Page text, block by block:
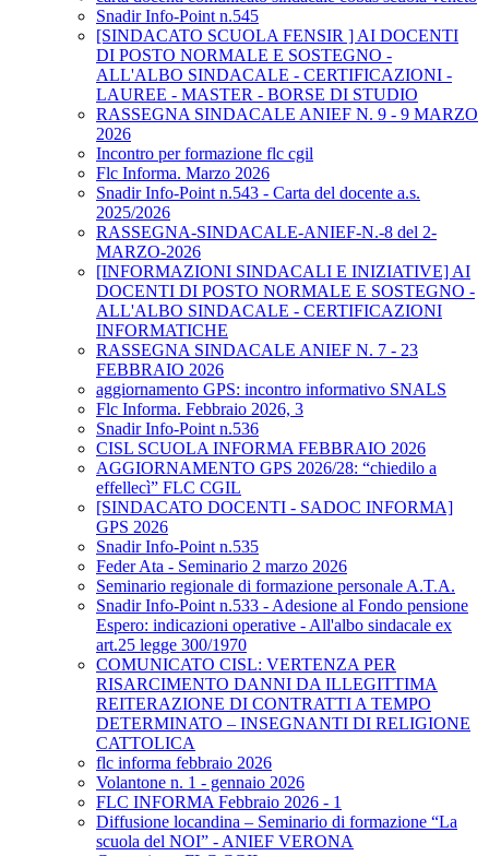
Snadir Info-Point n.545
[SINDACATO SCUOLA FENSIR ] AI DOCENTI
DI POSTO NORMALE E SOSTEGNO -
ALL'ALBO SINDACALE - CERTIFICAZIONI -
LAUREE - MASTER - BORSE DI STUDIO
RASSEGNA SINDACALE ANIEF N. 9 - 9 MARZO
2026
Incontro per formazione flc cgil
Flc Informa. Marzo 2026
Snadir Info-Point n.543 - Carta del docente a.s.
2025/2026
RASSEGNA-SINDACALE-ANIEF-N.-8 del 2-
MARZO-2026
[INFORMAZIONI SINDACALI E INIZIATIVE] AI
DOCENTI DI POSTO NORMALE E SOSTEGNO -
ALL'ALBO SINDACALE - CERTIFICAZIONI
INFORMATICHE
RASSEGNA SINDACALE ANIEF N. 7 - 23
FEBBRAIO 2026
aggiornamento GPS: incontro informativo SNALS
Flc Informa. Febbraio 2026, 3
Snadir Info-Point n.536
CISL SCUOLA INFORMA FEBBRAIO 2026
AGGIORNAMENTO GPS 2026/28: “chiedilo a
effellecì” FLC CGIL
[SINDACATO DOCENTI - SADOC INFORMA]
GPS 2026
Snadir Info-Point n.535
Feder Ata - Seminario 2 marzo 2026
Seminario regionale di formazione personale A.T.A.
Snadir Info-Point n.533 - Adesione al Fondo pensione
Espero: indicazioni operative - All'albo sindacale ex
art.25 legge 300/1970
COMUNICATO CISL: VERTENZA PER
RISARCIMENTO DANNI DA ILLEGITTIMA
REITERAZIONE DI CONTRATTI A TEMPO
DETERMINATO – INSEGNANTI DI RELIGIONE
CATTOLICA
flc informa febbraio 2026
Volantone n. 1 - gennaio 2026
FLC INFORMA Febbraio 2026 - 1
Diffusione locandina – Seminario di formazione “La
scuola del NOI” - ANIEF VERONA